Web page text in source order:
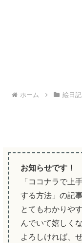
ホーム 絵日記
お知らせです！
「ココナラで上
する方法」の記
とてもわかりや
んでいて嬉しく
よろしければ、